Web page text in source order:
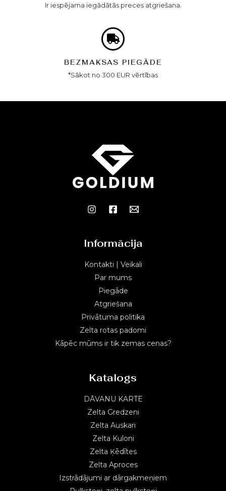
Ir iespējama iegādātās preces atgriešana.
BEZMAKSAS PIEGĀDE
*Sākot no 300 EUR vērtības
Informācija
Kontakti | Veikali
Par mums
Piegāde
Atgriešana
Privātuma politika
Zelta rotas padomi
Kāpēc mūms ir tik zemas cenas?
Katalogs
DĀVANU KARTE
Zelta Gredzeni
Zelta Auskari
Zelta Kuloni
Zelta Ķēdītes
Zelta Aproces
Izstrādājumi ar dārgakmeņiem